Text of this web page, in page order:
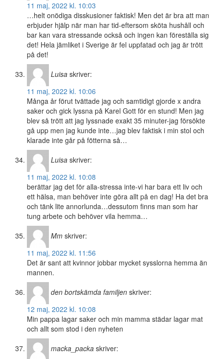
11 maj, 2022 kl. 10:03
…helt onödiga disskusioner faktisk! Men det är bra att man
erbjuder hjälp när man har tid-eftersom sköta hushåll och
bar kan vara stressande också och ingen kan föreställa sig
det! Hela jämliket i Sverige är fel uppfatad och jag är trött
på det!
Luisa skriver:
11 maj, 2022 kl. 10:06
Många år förut tvättade jag och samtidigt gjorde x andra
saker och gick lyssna på Karel Gott för en stund! Men jag
blev så trött att jag lyssnade exakt 35 minuter-jag försökte
gå upp men jag kunde inte…jag blev faktisk i min stol och
klarade inte går på fötterna så…
Luisa skriver:
11 maj, 2022 kl. 10:08
berättar jag det för alla-stressa inte-vi har bara ett liv och
ett hälsa, man behöver inte göra allt på en dag! Ha det bra
och tänk lite annorlunda…dessutom finns man som har
tung arbete och behöver vila hemma…
Mm skriver:
11 maj, 2022 kl. 11:56
Det är sant att kvinnor jobbar mycket sysslorna hemma än
mannen.
den bortskämda familjen skriver:
12 maj, 2022 kl. 10:08
Min pappa lagar saker och min mamma städar lagar mat
och allt som stod i den nyheten
macka_packa skriver: